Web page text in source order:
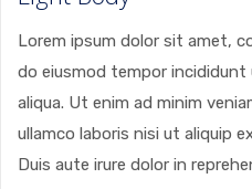
Lorem ipsum dolor sit amet,
do eiusmod tempor
aliqua. Ut enim ad minim
ullamco laboris nisi ut aliquip
Duis aute irure dolor in